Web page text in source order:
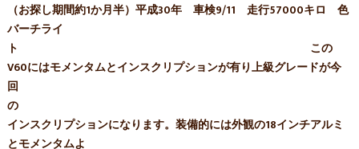
（お探し期間約1か月半）平成30年 車検9/11 走行57000キロ 色
バーチライ
ト この
V60にはモメンタムとインスクリプションが有り上級グレードが今
回
の
インスクリプションになります。装備的には外観の18インチアルミ
とモメンタムよ